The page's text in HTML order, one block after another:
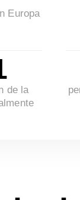
Europa
de la